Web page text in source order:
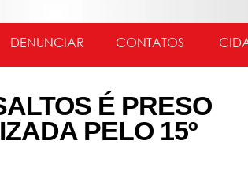
DENUNCIAR CONTATOS
É PRESO
PELO 15º